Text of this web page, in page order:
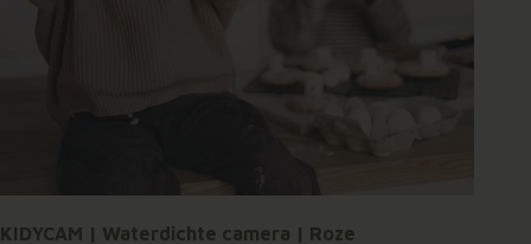
KIDYCAM | Waterdichte camera | Roze